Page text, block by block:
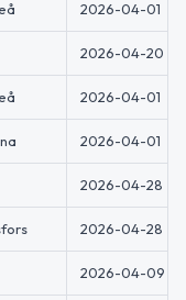
2026-04-01
2026-04-20
2026-04-01
2026-04-01
2026-04-28
2026-04-28
2026-04-09